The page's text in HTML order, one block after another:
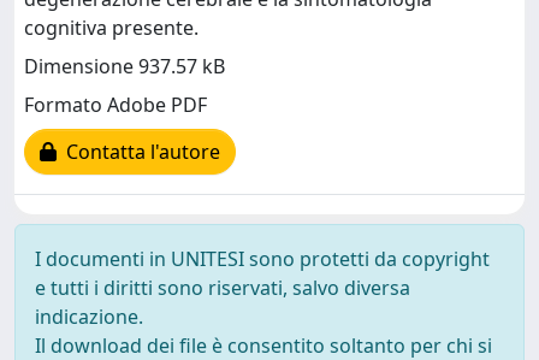
cognitiva presente.
Dimensione 937.57 kB
Formato Adobe PDF
Contatta l'autore
I documenti in UNITESI sono protetti da copyright
e tutti i diritti sono riservati, salvo diversa
indicazione.
Il download dei file è consentito soltanto per chi si